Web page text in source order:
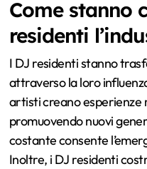
Come stanno
residenti
I DJ residenti stanno
attraverso la loro
artisti creano esperienze
promuovendo nuovi
costante consente
Inoltre, i DJ residenti